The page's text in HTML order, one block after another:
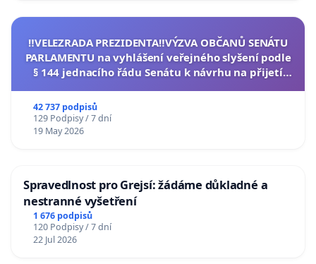
‼️VELEZRADA PREZIDENTA‼️VÝZVA OBČANŮ SENÁTU
PARLAMENTU na vyhlášení veřejného slyšení podle
§ 144 jednacího řádu Senátu k návrhu na přijetí
42 737 podpisů
129 Podpisy / 7 dní
19 May 2026
Spravedlnost pro Grejsí: žádáme důkladné a
nestranné vyšetření
1 676 podpisů
120 Podpisy / 7 dní
22 Jul 2026